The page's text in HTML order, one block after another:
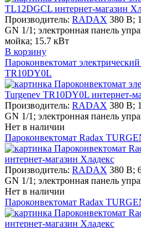
Производитель: RADAX 380 В;
GN 1/1; электронная панель
мойка; 15.7 кВт
В корзину
Пароконвектомат
TR10DY0L
Производитель: RADAX 380 В;
GN 1/1; электронная панель
Нет в наличии
Пароконвектомат Radax
Производитель: RADAX 380 В;
GN 1/1; электронная панель
Нет в наличии
Пароконвектомат Radax